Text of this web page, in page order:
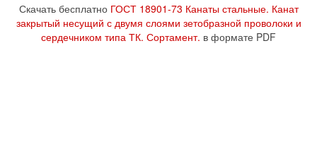
Скачать бесплатно ГОСТ 18901-73 Канаты стальные. Канат
закрытый несущий с двумя слоями зетобразной проволоки и
сердечником типа ТК. Сортамент. в формате PDF